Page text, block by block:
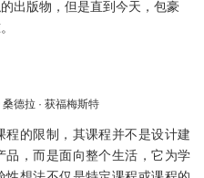
出版物，但是直到今天，包豪
德拉 · 获福梅斯特
的限制，其课程并不是设计建
，而是面向整个生活，它为学